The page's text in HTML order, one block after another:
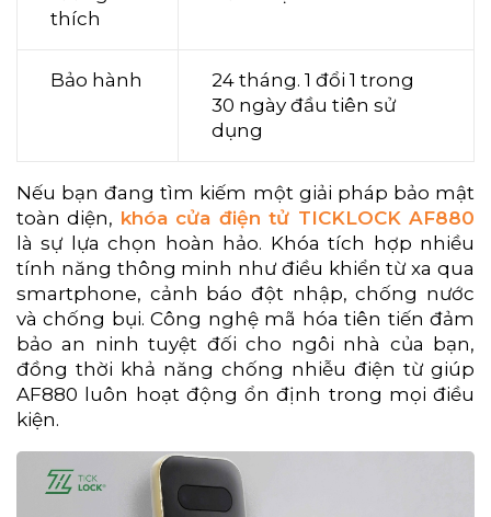
thích
Bảo hành
24 tháng. 1 đổi 1 trong
30 ngày đầu tiên sử
dụng
Nếu bạn đang tìm kiếm một giải pháp bảo mật
toàn diện, khóa cửa điện tử TICKLOCK AF880
là sự lựa chọn hoàn hảo. Khóa tích hợp nhiều
tính năng thông minh như điều khiển từ xa qua
smartphone, cảnh báo đột nhập, chống nước
và chống bụi. Công nghệ mã hóa tiên tiến đảm
bảo an ninh tuyệt đối cho ngôi nhà của bạn,
đồng thời khả năng chống nhiễu điện từ giúp
AF880 luôn hoạt động ổn định trong mọi điều
kiện.